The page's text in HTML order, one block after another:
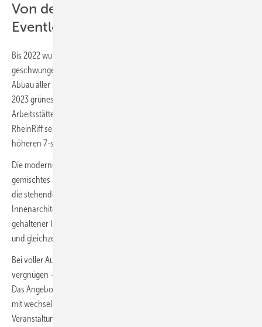
Von der Stahlverarbeitung zur
Eventlocation RheinRiff
Bis 2022 wurde in der langgestreckten Halle mit elegant
geschwungener Dachkonstruktion noch Stahl verarbeitet. Nach
Abbau aller Maschinen und Kräne konnten die Investoren Anfang
2023 grünes Licht für den Umbau der zukünftigen Event-, Sport- und
Arbeitsstätte geben. Ein gutes arbeitsreiches Jahr später hat das
RheinRiff seine ersten Gäste begrüßt und das junge Start-up einen
höheren 7-stelligen Betrag investiert.
Die moderne Event-Location soll das ganze Jahr hindurch ein bunt
gemischtes Publikum ansprechen. Tropisches Grün, feiner Sand und
die stehende Surfwelle als Hauptattraktion sind in ein stimmiges
Innenarchitektur- und Beleuchtungskonzept vor in schwarz
gehaltener Industriekulisse eingebettet und bilden ein kontrastreiches
und gleichzeitig einladendes Ensemble.
Bei voller Auslastung können sich im RheinRiff rund 3000 Besucher
vergnügen – oder in einem außergewöhnlichen Ambiente arbeiten.
Das Angebot ist vielfältig: Surfen, Beach-Volleyball, Yoga, Gastronomie
mit wechselnden Foodtrucks, Bars, Lounge-Ecken, Event- und Party-
Veranstaltungen und nicht zuletzt als Co-Working-Space nutzbare